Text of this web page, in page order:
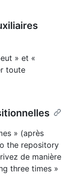
» et «
toute
» (après
the repository
de manière
three times »